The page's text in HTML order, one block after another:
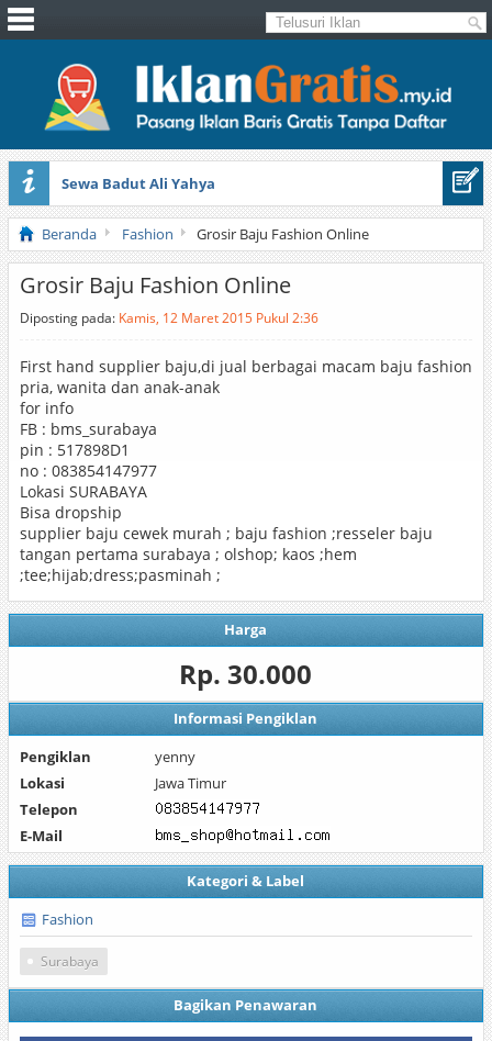
Sewa Badut Ali Yahya
Honda Brio 1.3 E AT CBU 2012 Putih
Beranda Fashion Grosir Baju Fashion Online
Grosir Baju Fashion Online
Diposting pada: Kamis, 12 Maret 2015 Pukul 2:36
First hand supplier baju,di jual berbagai macam baju fashion
pria, wanita dan anak-anak
for info
FB : bms_surabaya
pin : 517898D1
no : 083854147977
Lokasi SURABAYA
Bisa dropship
supplier baju cewek murah ; baju fashion ;resseler baju
tangan pertama surabaya ; olshop; kaos ;hem
;tee;hijab;dress;pasminah ;
Harga
Rp. 30.000
Informasi Pengiklan
Pengiklan
yenny
Lokasi
Jawa Timur
Telepon
E-Mail
Kategori & Label
Fashion
Surabaya
Bagikan Penawaran